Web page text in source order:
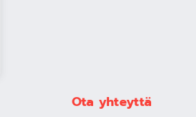
Ota yhteyttä